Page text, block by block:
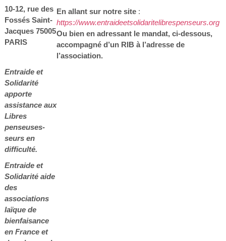
10-12, rue des
Fossés Saint-
Jacques 75005
PARIS
En allant sur notre site:
https://www.entraideetsolidaritelibrespenseurs.org
Ou bien en adressant le mandat, ci-dessous,
accompagné d’un RIB à l’adresse de
l’association.
Entraide et
Solidarité
apporte
assistance aux
Libres
penseuses-
seurs en
difficulté.
Entraide et
Solidarité aide
des
associations
laïque de
bienfaisance
en France et